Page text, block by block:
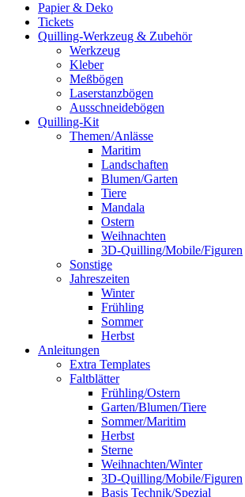
Papier & Deko
Tickets
Quilling-Werkzeug & Zubehör
Werkzeug
Kleber
Meßbögen
Laserstanzbögen
Ausschneidebögen
Quilling-Kit
Themen/Anlässe
Maritim
Landschaften
Blumen/Garten
Tiere
Mandala
Ostern
Weihnachten
3D-Quilling/Mobile/Figuren
Sonstige
Jahreszeiten
Winter
Frühling
Sommer
Herbst
Anleitungen
Extra Templates
Faltblätter
Frühling/Ostern
Garten/Blumen/Tiere
Sommer/Maritim
Herbst
Sterne
Weihnachten/Winter
3D-Quilling/Mobile/Figuren
Basis Technik/Spezial